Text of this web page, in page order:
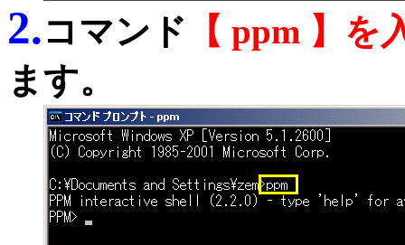
2.コマンド 【 ppm 】を
ます。